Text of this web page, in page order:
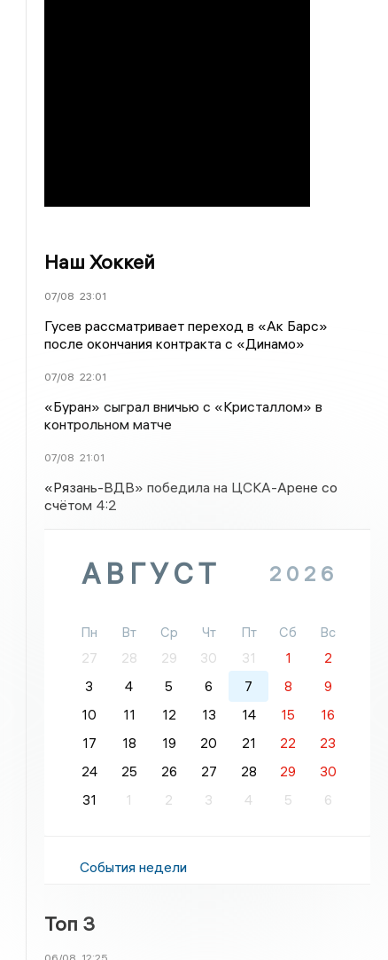
Наш Хоккей
07/08 23:01
Гусев рассматривает переход в «Ак Барс»
после окончания контракта с «Динамо»
07/08 22:01
«Буран» сыграл вничью с «Кристаллом» в
контрольном матче
07/08 21:01
«Рязань-ВДВ» победила на ЦСКА-Арене со
счётом 4:2
АВГУСТ 2026
Пн Вт Ср Чт Пт Сб
Вс
27
28 29 30 31 1
2
3
4 5 6 7 8
9
10
11 12 13 14 15
16
17
18 19 20 21 22
23
24
25 26 27 28 29
30
31
1 2 3 4 5 6
События недели
Топ 3